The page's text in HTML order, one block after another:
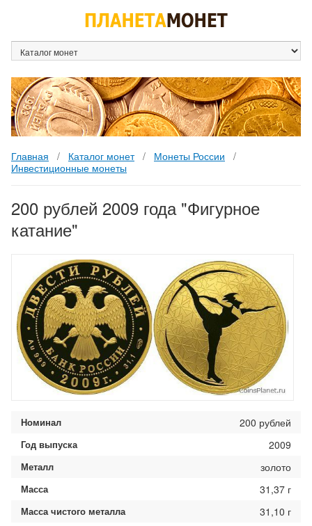
Каталог монет
Монеты России
Инвестиционные монеты
200 рублей 2009 года "Фигурное
катание"
Номинал 200 рублей
Год выпуска 2009
Металл золото
Масса 31,37 г
Масса чистого металла 31,10 г